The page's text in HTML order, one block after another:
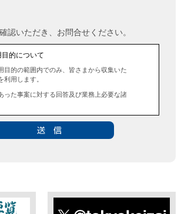
認いただき、お問合せください。
的について
目的の範囲内でのみ、皆さまから収集いた
利用します。
った事案に対する回答及び業務上必要な諸
者提供について
任意性及び留意点
任意ですが、必要な個人情報をご提供いた